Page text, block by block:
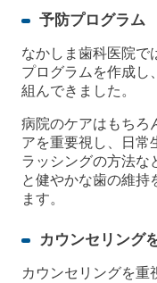
予防プログラム
なかしま歯科医院で
プログラムを作成し
組んできました。
病院のケアはもちろ
アを重要視し、日常
ラッシングの方法な
と健やかな歯の維持
ます。
カウンセリング
カウンセリングを重